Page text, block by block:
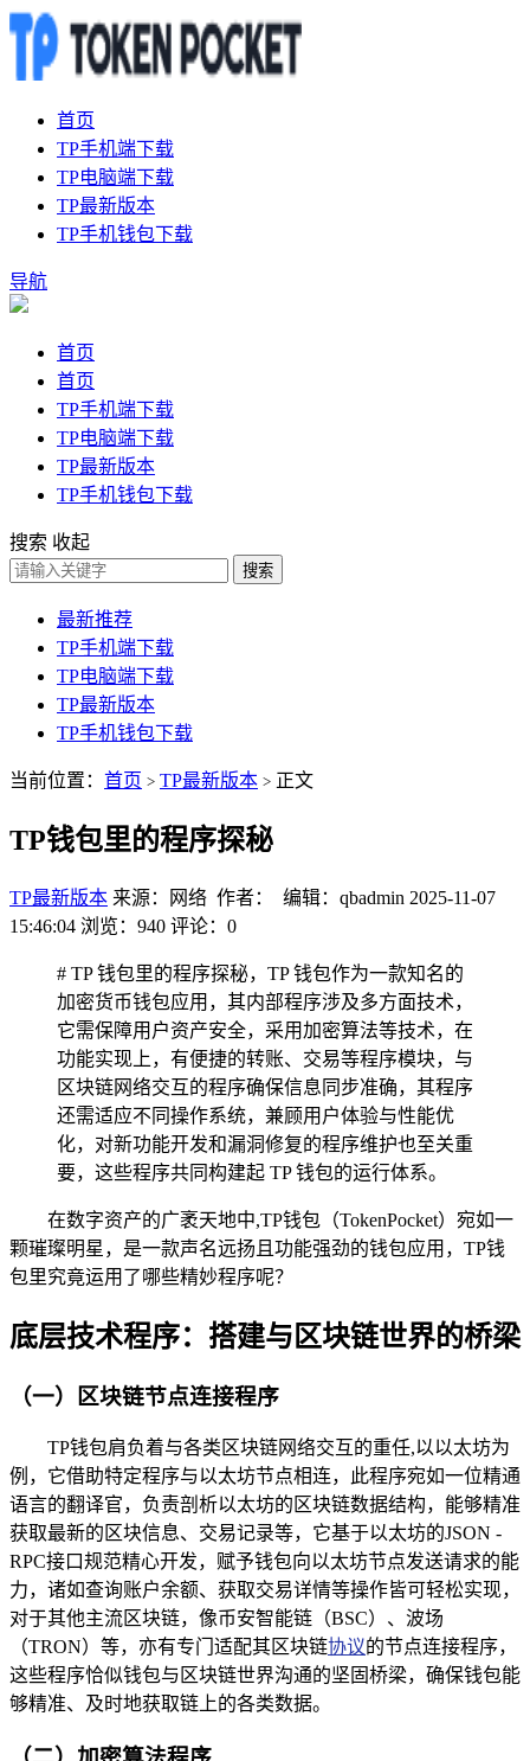
首页
TP手机端下载
TP电脑端下载
TP最新版本
TP手机钱包下载
导航
首页
首页
TP手机端下载
TP电脑端下载
TP最新版本
TP手机钱包下载
搜索 收起
搜索
最新推荐
TP手机端下载
TP电脑端下载
TP最新版本
TP手机钱包下载
当前位置： 首页 > TP最新版本 > 正文
TP钱包里的程序探秘
TP最新版本 来源：网络 作者： 编辑：qbadmin 2025-11-07
15:46:04 浏览：940 评论：0
# TP 钱包里的程序探秘，TP 钱包作为一款知名的
加密货币钱包应用，其内部程序涉及多方面技术，
它需保障用户资产安全，采用加密算法等技术，在
功能实现上，有便捷的转账、交易等程序模块，与
区块链网络交互的程序确保信息同步准确，其程序
还需适应不同操作系统，兼顾用户体验与性能优
化，对新功能开发和漏洞修复的程序维护也至关重
要，这些程序共同构建起 TP 钱包的运行体系。
在数字资产的广袤天地中,TP钱包（TokenPocket）宛如一
颗璀璨明星，是一款声名远扬且功能强劲的钱包应用，TP钱
包里究竟运用了哪些精妙程序呢？
底层技术程序：搭建与区块链世界的桥梁
（一）区块链节点连接程序
TP钱包肩负着与各类区块链网络交互的重任,以以太坊为
例，它借助特定程序与以太坊节点相连，此程序宛如一位精通
语言的翻译官，负责剖析以太坊的区块链数据结构，能够精准
获取最新的区块信息、交易记录等，它基于以太坊的JSON -
RPC接口规范精心开发，赋予钱包向以太坊节点发送请求的能
力，诸如查询账户余额、获取交易详情等操作皆可轻松实现，
对于其他主流区块链，像币安智能链（BSC）、波场
（TRON）等，亦有专门适配其区块链协议的节点连接程序，
这些程序恰似钱包与区块链世界沟通的坚固桥梁，确保钱包能
够精准、及时地获取链上的各类数据。